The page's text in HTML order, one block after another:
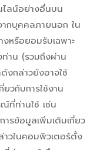
ไลน์อย่างอื่นบน
กบุคคลภายนอก ใน
งหรือยอมรับเฉพาะ
าน (รวมถึงผ่าน
งกล่าวยังอาจใช้
วกับการใช้งาน
ที่ท่านใช้ เช่น
รข้อมูลเพิ่มเติมเกี่ยว
วในคอมพิวเตอร์ตั้ง